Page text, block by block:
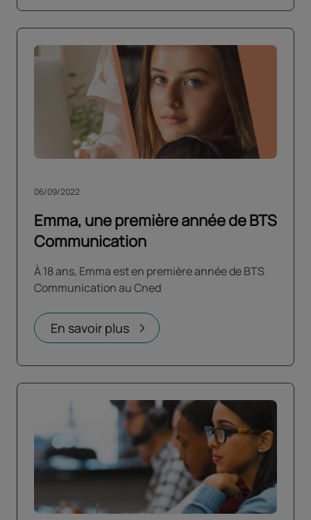
Emma, une première année de BTS
Communication
06/09/2022
À 18 ans, Emma est en première année de BTS
Communication au Cned
En savoir plus